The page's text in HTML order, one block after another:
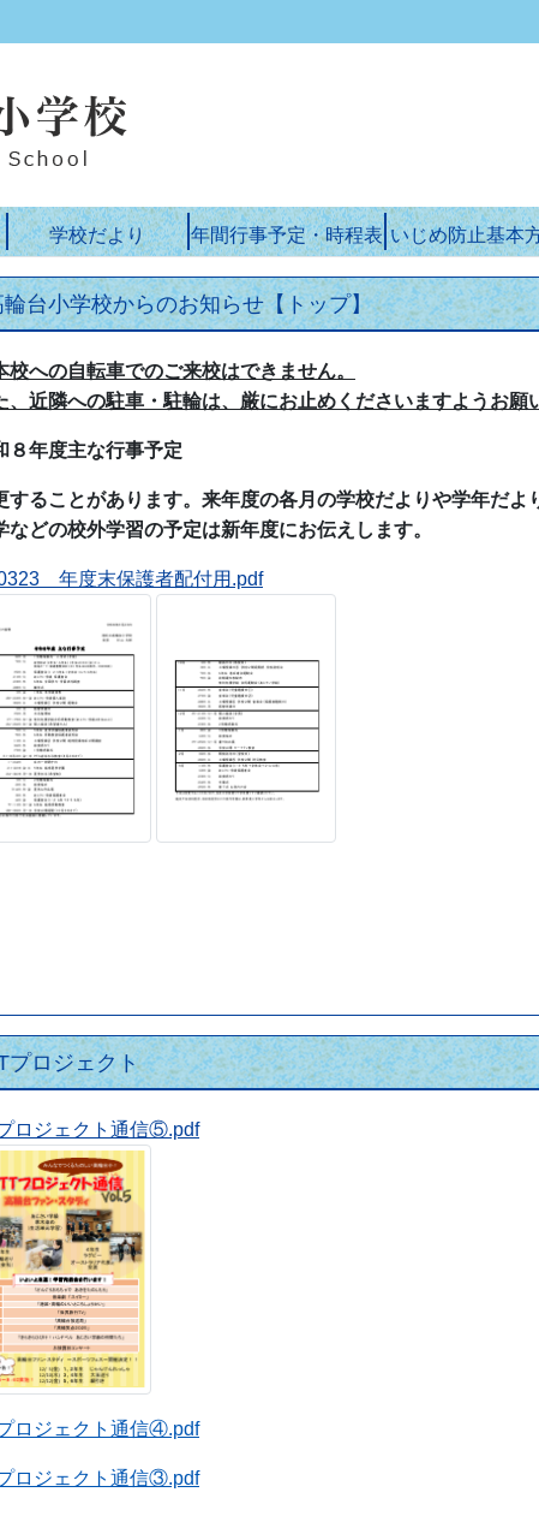
学校だより 年間行事予定・時程表 いじめ防止基本
輪台小学校からのお知らせ【トップ】
校への自転車でのご来校はできません。
、近隣への駐車・駐輪は、厳にお止めくださいますようお願
８年度主な行事予定
することがあります。来年度の各月の学校だよりや学年だ
などの校外学習の予定は新年度にお伝えします。
年度末保護者配付用.pdf
プロジェクト
ロジェクト通信⑤.pdf
ロジェクト通信④.pdf
ロジェクト通信③.pdf